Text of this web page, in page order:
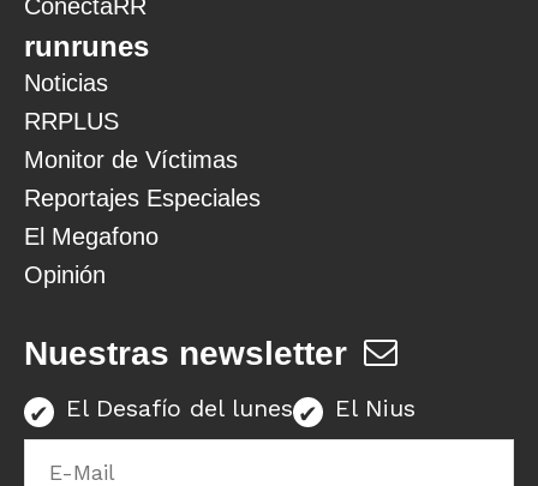
ConectaRR
runrunes
Noticias
RRPLUS
Monitor de Víctimas
Reportajes Especiales
El Megafono
Opinión
Nuestras newsletter
El Desafío del lunes El Nius